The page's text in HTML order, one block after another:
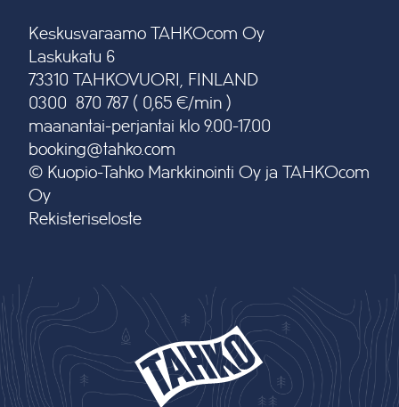
Keskusvaraamo TAHKOcom Oy
Laskukatu 6
73310 TAHKOVUORI, FINLAND
0300 870 787 ( 0,65 €/min )
maanantai-perjantai klo 9.00-17.00
booking@tahko.com
© Kuopio-Tahko Markkinointi Oy ja TAHKOcom
Oy
Rekisteriseloste